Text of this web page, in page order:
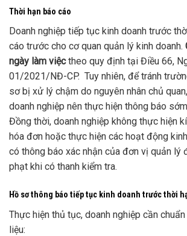
Thời hạn báo cáo
Doanh nghiệp tiếp tục kinh doanh trước
cáo trước cho cơ quan quản lý kinh doanh.
ngày làm việctheo quy định tại Điều 66,
01/2021/NĐ-CP. Tuy nhiên, để tránh
sơ bị xử lý chậm do nguyên nhân chủ
doanh nghiệp nên thực hiện thông báo
Đồng thời, doanh nghiệp không thực hiện
hóa đơn hoặc thực hiện các hoạt động
có thông báo xác nhận của đơn vị quản lý
phạt khi có thanh kiểm tra.
Hồ sơ thông báo tiếp tục kinh doanh trước thời
Thực hiện thủ tục, doanh nghiệp cần
liệu: